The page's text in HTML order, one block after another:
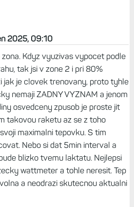
2025, 09:10
zona. Kdyz vyuzivas vypocet podle
tak jsi v zone 2 i pri 80%
jak je clovek trenovany, proto tyhle
nemaji ZADNY VYZNAM a jenom
osvedceny zpusob je proste jit
takovou raketu az se z toho
maximalni tepovku. S tim
Nebo si dat 5min interval a
blizko tvemu laktatu. Nejlepsi
wattmeter a tohle neresit. Tep
a neodrazi skutecnou aktualni